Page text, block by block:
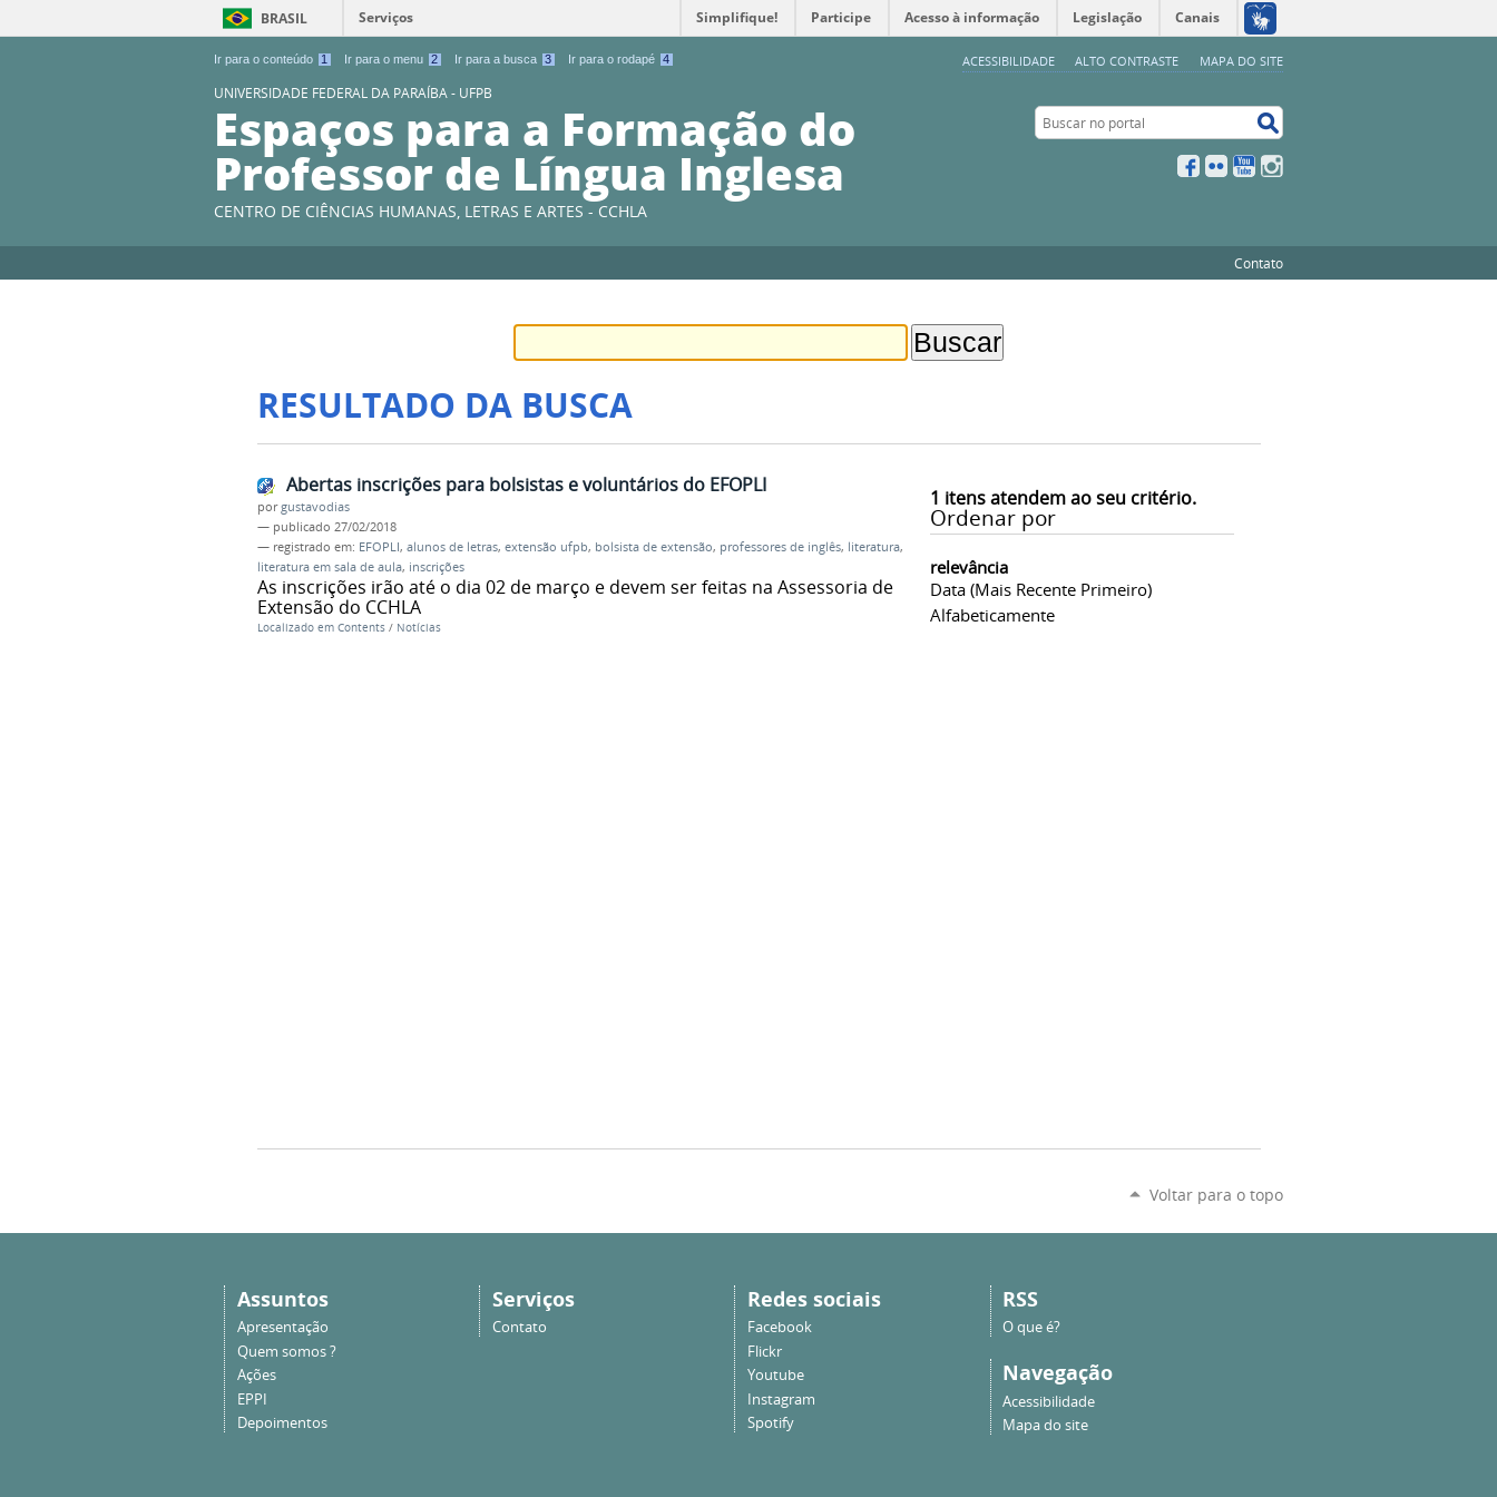
Ir para o conteúdo 1 Ir para o menu 2 Ir para a busca 3 Ir para o rodapé 4 ACESSIBILIDADE ALTO CONTRASTE MAPA DO SITE
BRASIL Serviços Simplifique! Participe Acesso à informação Legislação Canais
UNIVERSIDADE FEDERAL DA PARAÍBA - UFPB
Espaços para a Formação do
Professor de Língua Inglesa
CENTRO DE CIÊNCIAS HUMANAS, LETRAS E ARTES - CCHLA
Buscar no portal
Facebook
Flickr YouTube
Contato
RESULTADO DA BUSCA
1 itens atendem ao seu critério.
Ordenar por
relevância
Data (mais Recente Primeiro)
Alfabeticamente
Abertas inscrições para bolsistas e voluntários do EFOPLI
porgustavodias
— publicado 27/02/2018
— registrado em: EFOPLI, alunos de letras, extensão ufpb, bolsista de extensão, professores de inglês, literatura,
literatura em sala de aula, inscrições
As inscrições irão até o dia 02 de março e devem ser feitas na Assessoria de
Extensão do CCHLA
Localizado em Contents / Notícias
Voltar para o topo
Assuntos
Apresentação
Quem somos ?
Ações
EPPI
Depoimentos
Serviços
Contato
Redes sociais
Facebook
Flickr
Youtube
Instagram
Spotify
RSS
O que é?
Navegação
Acessibilidade
Mapa do site